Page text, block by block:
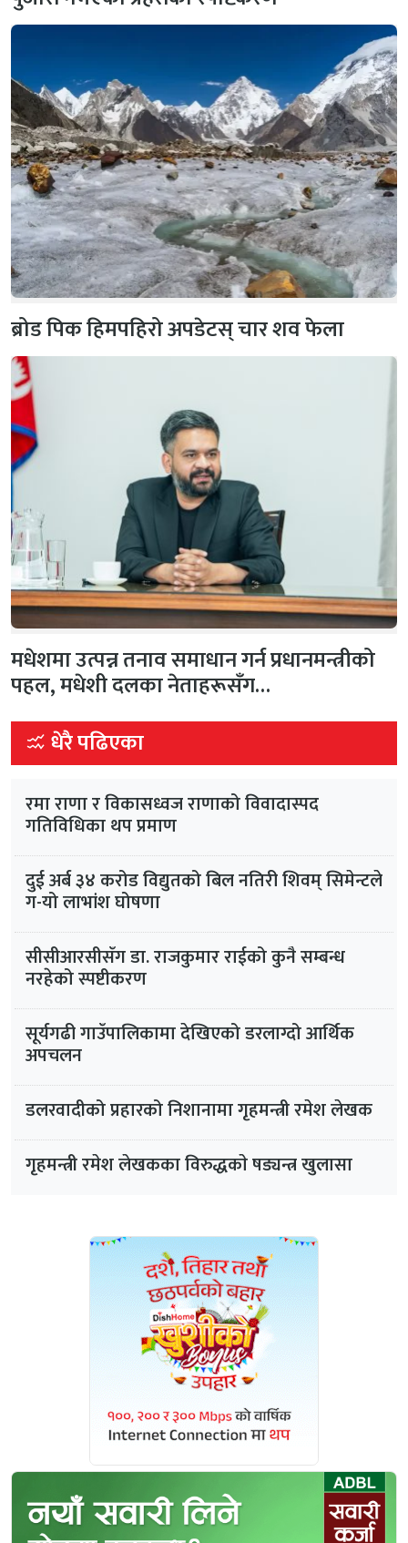
ब्रोड पिक हिमपहिरो अपडेटस् चार शव फेला
मधेशमा उत्पन्न तनाव समाधान गर्न प्रधानमन्त्रीको
पहल, मधेशी दलका नेताहरूसँग…
धेरै पढिएका
रमा राणा र विकासध्वज राणाको विवादास्पद
गतिविधिका थप प्रमाण
दुई अर्ब ३४ करोड विद्युतको बिल नतिरी शिवम् सिमेन्टले
ग-यो लाभांश घोषणा
सीसीआरसीसँग डा. राजकुमार राईको कुनै सम्बन्ध
नरहेको स्पष्टीकरण
सूर्यगढी गाउँपालिकामा देखिएको डरलाग्दो आर्थिक
अपचलन
डलरवादीको प्रहारको निशानामा गृहमन्त्री रमेश लेखक
गृहमन्त्री रमेश लेखकका विरुद्धकाे षड्यन्त्र खुलासा